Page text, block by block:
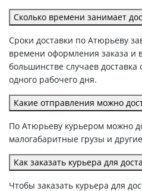
Сколько времени занимает
Сроки доставки по Атюрьеву
времени оформления заказа и
большинстве случаев
одного рабочего дня.
Какие отправления можно
По Атюрьеву курьером можно
малогабаритные грузы и
Как заказать курьера для
Чтобы заказать курьера для